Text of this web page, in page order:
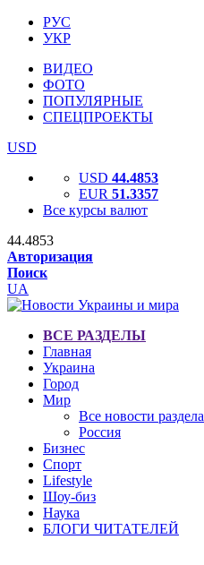
РУС
УКР
ВИДЕО
ФОТО
ПОПУЛЯРНЫЕ
СПЕЦПРОЕКТЫ
USD
USD 44.4853
EUR 51.3357
Все курсы валют
44.4853
Авторизация
Поиск
UA
ВСЕ РАЗДЕЛЫ
Главная
Украина
Город
Мир
Все новости раздела
Россия
Бизнес
Спорт
Lifestyle
Шоу-биз
Наука
БЛОГИ ЧИТАТЕЛЕЙ